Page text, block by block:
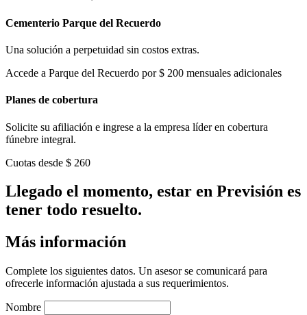
Cementerio Parque del Recuerdo
Una solución a perpetuidad sin costos extras.
Accede a Parque del Recuerdo por $ 200 mensuales adicionales
Planes de cobertura
Solicite su afiliación e ingrese a la empresa líder en cobertura
fúnebre integral.
Cuotas desde $ 260
Llegado el momento, estar en Previsión es
tener todo resuelto.
Más información
Complete los siguientes datos. Un asesor se comunicará para
ofrecerle información ajustada a sus requerimientos.
Nombre